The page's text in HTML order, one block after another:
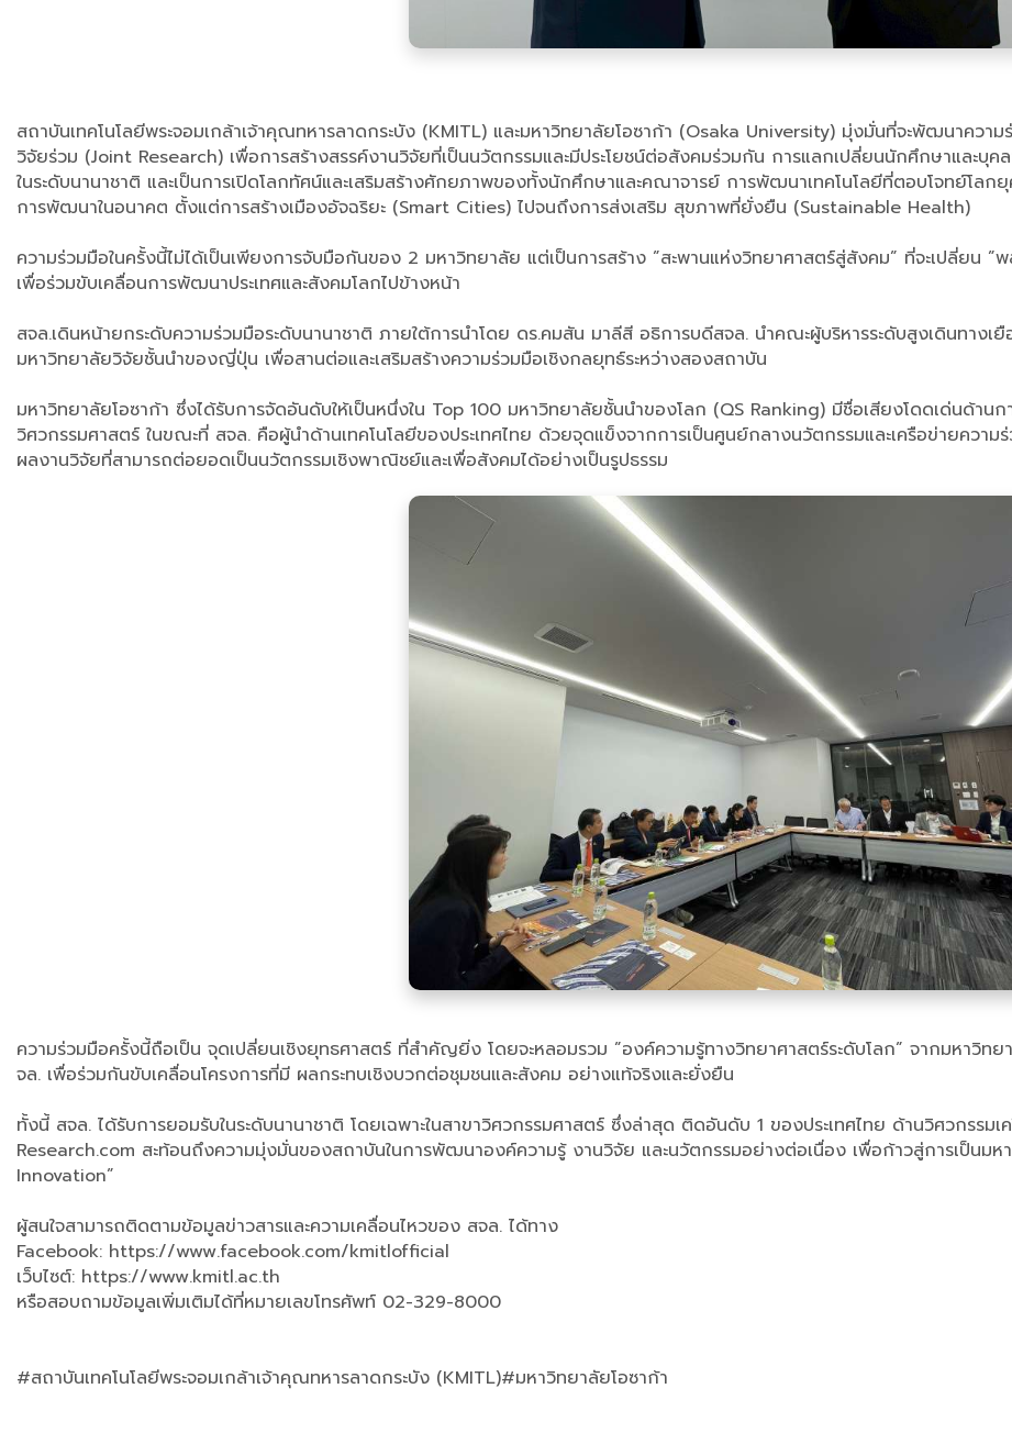
สถาบันเทคโนโลยีพระจอมเกล้าเจ้าคุณทหารลาดกระบัง (KMITL) และมหาวิทยาลัยโอซาก้า (Osaka University) มุ่งมั่นที่จะพัฒนาควา
วิจัยร่วม (Joint Research) เพื่อการสร้างสรรค์งานวิจัยที่เป็นนวัตกรรมและมีประโยชน์ต่อสังคมร่วมกัน การแลกเปลี่ยนนักศึกษาและบุค
ในระดับนานาชาติ และเป็นการเปิดโลกทัศน์และเสริมสร้างศักยภาพของทั้งนักศึกษาและคณาจารย์ การพัฒนาเทคโนโลยีที่ตอบโจทย์โล
การพัฒนาในอนาคต ตั้งแต่การสร้างเมืองอัจฉริยะ (Smart Cities) ไปจนถึงการส่งเสริม สุขภาพที่ยั่งยืน (Sustainable Health)
ความร่วมมือในครั้งนี้ไม่ได้เป็นเพียงการจับมือกันของ 2 มหาวิทยาลัย แต่เป็นการสร้าง ”สะพานแห่งวิทยาศาสตร์สู่สังคม” ที่จะเปลี่ยน
เพื่อร่วมขับเคลื่อนการพัฒนาประเทศและสังคมโลกไปข้างหน้า
สจล.เดินหน้ายกระดับความร่วมมือระดับนานาชาติ ภายใต้การนำโดย ดร.คมสัน มาลีสี อธิการบดีสจล. นำคณะผู้บริหารระดับสูงเดินทาง
มหาวิทยาลัยวิจัยชั้นนำของญี่ปุ่น เพื่อสานต่อและเสริมสร้างความร่วมมือเชิงกลยุทธ์ระหว่างสองสถาบัน
มหาวิทยาลัยโอซาก้า ซึ่งได้รับการจัดอันดับให้เป็นหนึ่งใน Top 100 มหาวิทยาลัยชั้นนำของโลก (QS Ranking) มีชื่อเสียงโดดเด่นด้าน
วิศวกรรมศาสตร์ ในขณะที่ สจล. คือผู้นำด้านเทคโนโลยีของประเทศไทย ด้วยจุดแข็งจากการเป็นศูนย์กลางนวัตกรรมและเครือข่ายคว
ผลงานวิจัยที่สามารถต่อยอดเป็นนวัตกรรมเชิงพาณิชย์และเพื่อสังคมได้อย่างเป็นรูปธรรม
ความร่วมมือครั้งนี้ถือเป็น จุดเปลี่ยนเชิงยุทธศาสตร์ ที่สำคัญยิ่ง โดยจะหลอมรวม ”องค์ความรู้ทางวิทยาศาสตร์ระดับโลก” จากมหาวิท
จล. เพื่อร่วมกันขับเคลื่อนโครงการที่มี ผลกระทบเชิงบวกต่อชุมชนและสังคม อย่างแท้จริงและยั่งยืน
ทั้งนี้ สจล. ได้รับการยอมรับในระดับนานาชาติ โดยเฉพาะในสาขาวิศวกรรมศาสตร์ ซึ่งล่าสุด ติดอันดับ 1 ของประเทศไทย ด้านวิศวกรรม
Research.com สะท้อนถึงความมุ่งมั่นของสถาบันในการพัฒนาองค์ความรู้ งานวิจัย และนวัตกรรมอย่างต่อเนื่อง เพื่อก้าวสู่การเป็น
Innovation”
ผู้สนใจสามารถติดตามข้อมูลข่าวสารและความเคลื่อนไหวของ สจล. ได้ทาง
Facebook: https://www.facebook.com/kmitlofficial
เว็บไซต์: https://www.kmitl.ac.th
หรือสอบถามข้อมูลเพิ่มเติมได้ที่หมายเลขโทรศัพท์ 02-329-8000
#สถาบันเทคโนโลยีพระจอมเกล้าเจ้าคุณทหารลาดกระบัง (KMITL)#มหาวิทยาลัยโอซาก้า